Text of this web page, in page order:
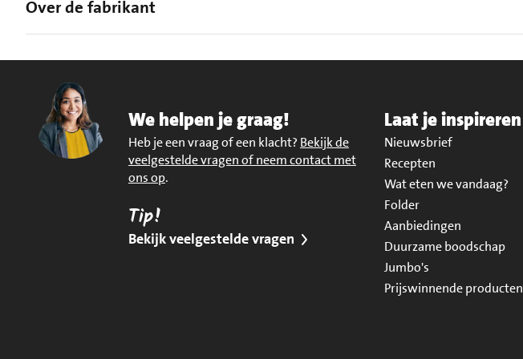
Over de fabrikant
We helpen je graag!
Heb je een vraag of een klacht? Bekijk de
veelgestelde vragen of neem contact met
ons op.
Tip!
Bekijk veelgestelde vragen
Laat je inspireren
Nieuwsbrief
Recepten
Wat eten we vandaag?
Folder
Aanbiedingen
Duurzame boodschap
Jumbo's
Prijswinnende producten